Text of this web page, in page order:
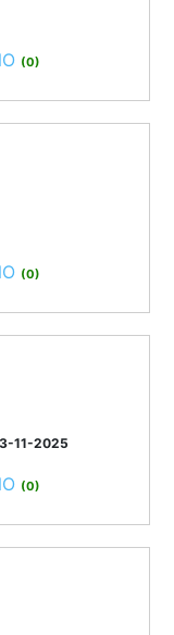
(0)
(0)
11-2025
(0)